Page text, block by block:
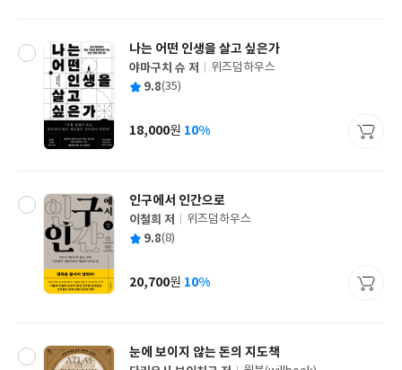
나는 어떤 인생을 살고 싶은가
글
쓴
야마구치 슈 저
출
사
위즈덤하우스
평 9.8(35)
가
18,000원 10%
인구에서 인간으로
글
쓴
이철희 저
출
사
위즈덤하우스
평 9.8(8)
가
20,700원 10%
눈에 보이지 않는 돈의 지도책